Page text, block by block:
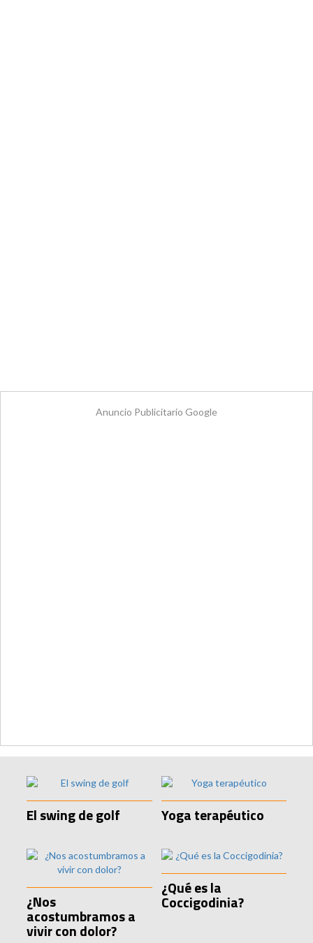
Anuncio Publicitario Google
El swing de golf Yoga terapéutico
¿Nos
acostumbramos a
vivir con dolor?
¿Qué es la
Coccigodinia?